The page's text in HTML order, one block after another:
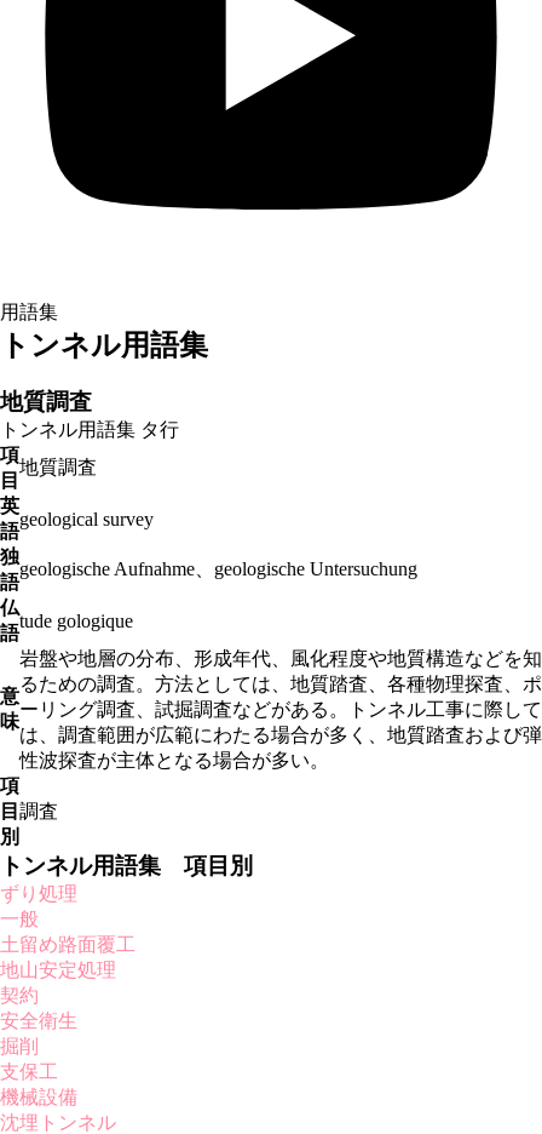
用語集
トンネル用語集
地質調査
トンネル用語集 タ行
項
目
地質調査
英
語
geological survey
独
語
geologische Aufnahme、geologische Untersuchung
仏
語
tude gologique
意
味
岩盤や地層の分布、形成年代、風化程度や地質構造などを知
るための調査。方法としては、地質踏査、各種物理探査、ポ
ーリング調査、試掘調査などがある。トンネル工事に際して
は、調査範囲が広範にわたる場合が多く、地質踏査および弾
性波探査が主体となる場合が多い。
項
目
別
調査
トンネル用語集 項目別
ずり処理
一般
土留め路面覆工
地山安定処理
契約
安全衛生
掘削
支保工
機械設備
沈埋トンネル